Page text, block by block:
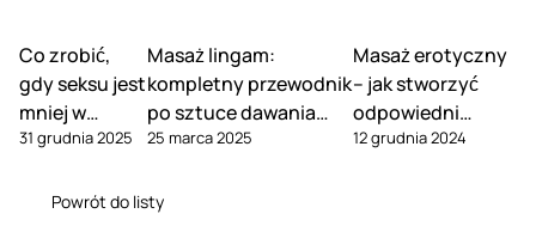
Co zrobić,
gdy seksu jest
mniej w
związku
31 grudnia 2025
Masaż lingam:
kompletny przewodnik
po sztuce dawania
rozkoszy
25 marca 2025
Masaż erotyczny
– jak stworzyć
odpowiedni
nastrój?
12 grudnia 2024
Powrót do listy